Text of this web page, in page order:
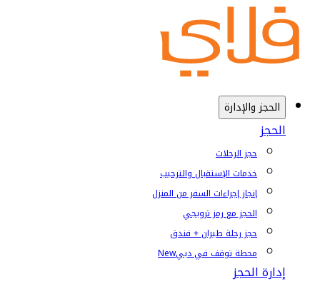
الحجز والإدارة
الحجز
حجز الرحلات
خدمات الإستقبال والترحيب
إنجاز إجراءات السفر من المنزل
الحجز مع رمز ترويجي
حجز رحلة طيران + فندق
محطة توقف في دبيNew
إدارة الحجز